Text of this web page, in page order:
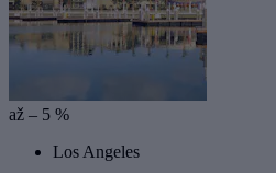
až – 5 %
Los Angeles